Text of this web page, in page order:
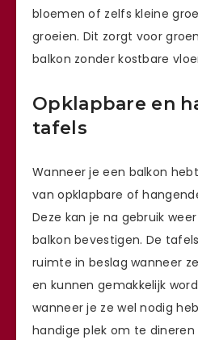
bloemen of zelfs kleine
groeien. Dit zorgt voor
balkon zonder kostbare
Opklapbare en
tafels
Wanneer je een balkon
van opklapbare of
Deze kan je na gebruik
balkon bevestigen. De
ruimte in beslag wanneer
en kunnen gemakkelijk
wanneer je ze wel nodig
handige plek om te